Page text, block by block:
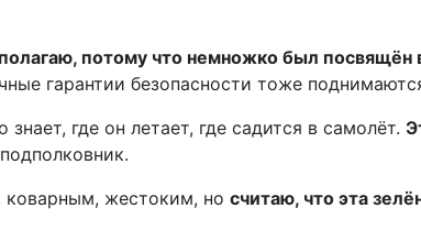
потому что немножко был
гарантии безопасности тоже
где он летает, где садится в самолёт.
жестоким, но считаю, что эта